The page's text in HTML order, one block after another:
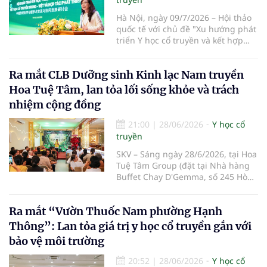
Hà Nội, ngày 09/7/2026 – Hội thảo
quốc tế với chủ đề "Xu hướng phát
triển Y học cổ truyền và kết hợp
– Dược Phenikaa. Sự kiện do Đại
học Phenikaa tổ chức, quy tụ gần
500 đại biểu là đại diện các cơ
viện cùng đông đảo chuyên gia,
nhà khoa học, bác sĩ và giảng viên
hàng đầu trong nước và quốc tế.
Ra mắt CLB Dưỡng sinh Kinh lạc Nam truyền
Hoa Tuệ Tâm, lan tỏa lối sống khỏe và trách
nhiệm cộng đồng
21:00 | 28/06/2026
Y học cổ
truyền
SKV – Sáng ngày 28/6/2026, tại Hoa
Tuệ Tâm Group (đặt tại Nhà hàng
Buffet Chay D'Gemma, số 245 Hòa
khám Dr. Khỏe đã phối hợp tổ chức
Lễ ra mắt CLB Dưỡng sinh Kinh lạc
Nam truyền Hoa Tuệ Tâm với chủ
trị", thu hút hơn 40 đại biểu, khách
Ra mắt “Vườn Thuốc Nam phường Hạnh
Thông”: Lan tỏa giá trị y học cổ truyền gắn với
bảo vệ môi trường
20:52 | 28/06/2026
Y học cổ